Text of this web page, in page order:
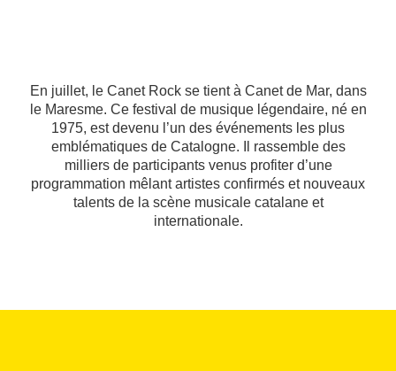
En juillet, le Canet Rock se tient à Canet de Mar, dans
le Maresme. Ce festival de musique légendaire, né en
1975, est devenu l’un des événements les plus
emblématiques de Catalogne. Il rassemble des
milliers de participants venus profiter d’une
programmation mêlant artistes confirmés et nouveaux
talents de la scène musicale catalane et
internationale.